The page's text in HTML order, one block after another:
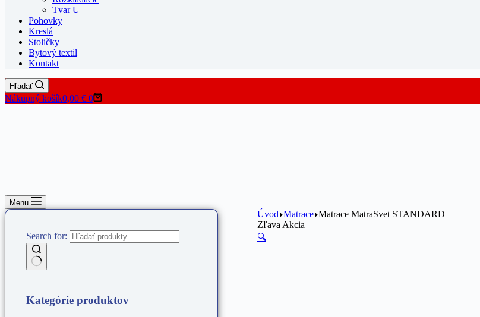
Tvar U
Pohovky
Kreslá
Stoličky
Bytový textil
Kontakt
Hľadať
Nákupný košík0,00 € 0
Menu
Úvod Matrace Matrace MatraSvet STANDARD
Zľava Akcia
🔍
Search for:
Kategórie produktov